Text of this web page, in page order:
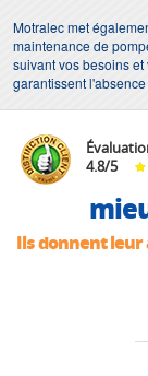
Motralec met
maintenance de
suivant vos besoins
garantissent
4.8/5
Ils donnent leur